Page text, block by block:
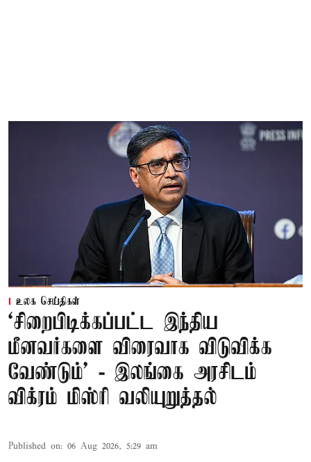
உலக செய்திகள்
‘சிறைபிடிக்கப்பட்ட இந்திய
மீனவர்களை விரைவாக விடுவிக்க
வேண்டும்' - இலங்கை அரசிடம்
விக்ரம் மிஸ்ரி வலியுறுத்தல்
Published on: 06 Aug 2026, 5:29 am